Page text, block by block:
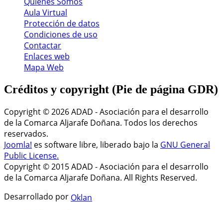
Aula Virtual
Protección de datos
Condiciones de uso
Contactar
Enlaces web
Mapa Web
Créditos y copyright (Pie de página GDR)
Copyright © 2026 ADAD - Asociación para el desarrollo
de la Comarca Aljarafe Doñana. Todos los derechos
reservados.
Joomla! es software libre, liberado bajo la GNU General
Public License.
Copyright © 2015 ADAD - Asociación para el desarrollo
de la Comarca Aljarafe Doñana. All Rights Reserved.
Desarrollado por Oklan